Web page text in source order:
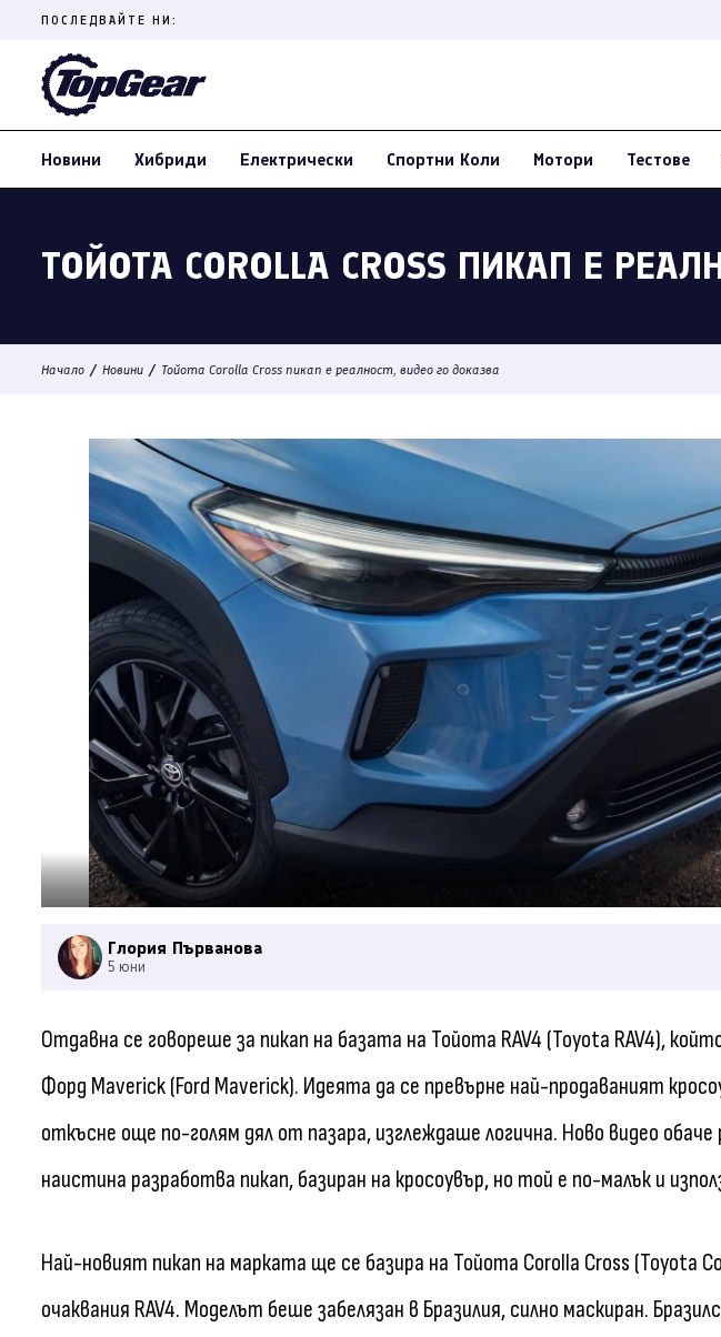
content
(Press
ПОСЛЕДВАЙТЕ НИ:
Новини Хибриди Електрически Спортни Коли Мотори Тестове
ТОЙОТА COROLLA CROSS ПИКАП Е
Начало / Новини / Тойота Corolla Cross пикап е реалност, видео го доказва
Глория Първанова
5 юни
Отдавна се говореше за пикап на базата на Тойота RAV4 (Toyota RAV4),
Форд Maverick (Ford Maverick). Идеята да се превърне най-продаваният
откъсне още по-голям дял от пазара, изглеждаше логична. Ново видео обаче
наистина разработва пикап, базиран на кросоувър, но той е по-малък и
Най-новият пикап на марката ще се базира на Тойота Corolla Cross (Toyota
очаквания RAV4. Моделът беше забелязан в Бразилия, силно маскиран.